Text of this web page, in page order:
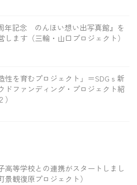
周年記念 のんほい想い出写真館』を
します（三輪・山口プロジェクト）
性を育むプロジェクト」＝SDGｓ新
ドファンディング・プロジェクト紹
高等学校との連携がスタートしまし
景観復原プロジェクト）